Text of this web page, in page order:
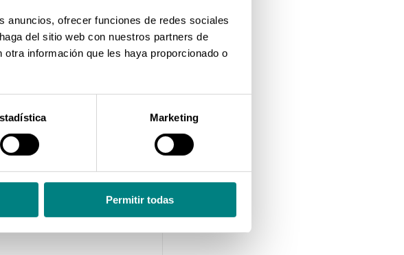
anuncios, ofrecer funciones de redes sociales
del sitio web con nuestros partners de
información que les haya proporcionado o
Marketing
Permitir todas
eliminación, mediante
habitual contiene
No te preocupes, la